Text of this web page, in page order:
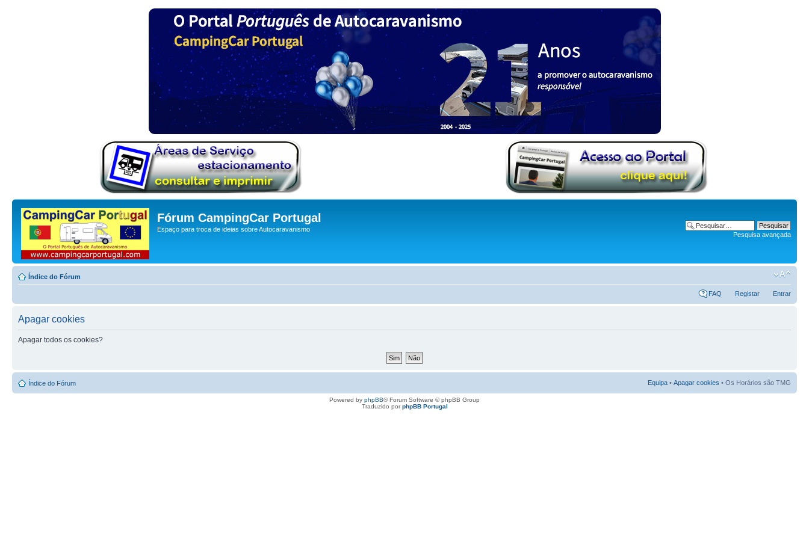
Fórum CampingCar Portugal
Espaço para troca de ideias sobre Autocaravanismo
Pesquisa avançada
Índice do Fórum
FAQ Registar Entrar
Apagar cookies
Apagar todos os cookies?
Índice do Fórum Equipa • Apagar cookies • Os Horários são TMG
Powered by phpBB® Forum Software © phpBB Group
Traduzido porphpBB Portugal